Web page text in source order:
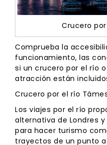
Crucero
Comprueba la
funcionamiento, las
si un crucero por el río
atracción están
Crucero por el río
Los viajes por el río
alternativa de Londres
para hacer turismo
trayectos de un punto